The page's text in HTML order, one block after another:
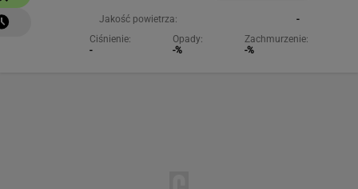
Jakość powietrza:
-
Ciśnienie:
-
Opady:
-%
Zachmurzenie:
-%